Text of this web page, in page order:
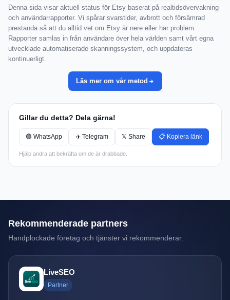
Denna sida visar aktuell status för Etsy baserat på realtidsövervakning
och användarrapporter. Vi spårar svarstider, avbrott och försämrad
prestanda så att du alltid vet om Etsy är nere eller har problem.
Rapporter samlas in från användare över hela världen samt vårt egna
utvecklade automatiserade skanningssystem, och uppdateras
kontinuerligt.
Läs mer om vår metod
Gillar du detta? Dela gärna!
🟢 WhatsApp ✈️ Telegram 𝕏 Share 📋 Kopiera länk
Hjälp andra att bekräfta om de är drabbade.
Rekommenderade partners
Handplockade företag och tjänster vi rekommenderar.
LiveSEO
Partner